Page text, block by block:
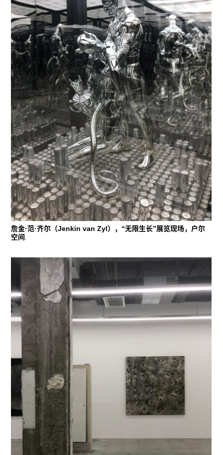
詹金·范·齐尔（Jenkin van Zyl），“无限生长”展览现场，户尔
空间.